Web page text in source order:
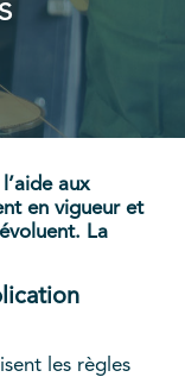
aux
en vigueur et
La
les règles